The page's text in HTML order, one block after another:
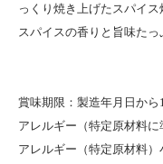
っくり焼き上げたスパイス
スパイスの香りと旨味たっ
賞味期限：製造年月日から
アレルギー（特定原材料
アレルギー（特定原材料）